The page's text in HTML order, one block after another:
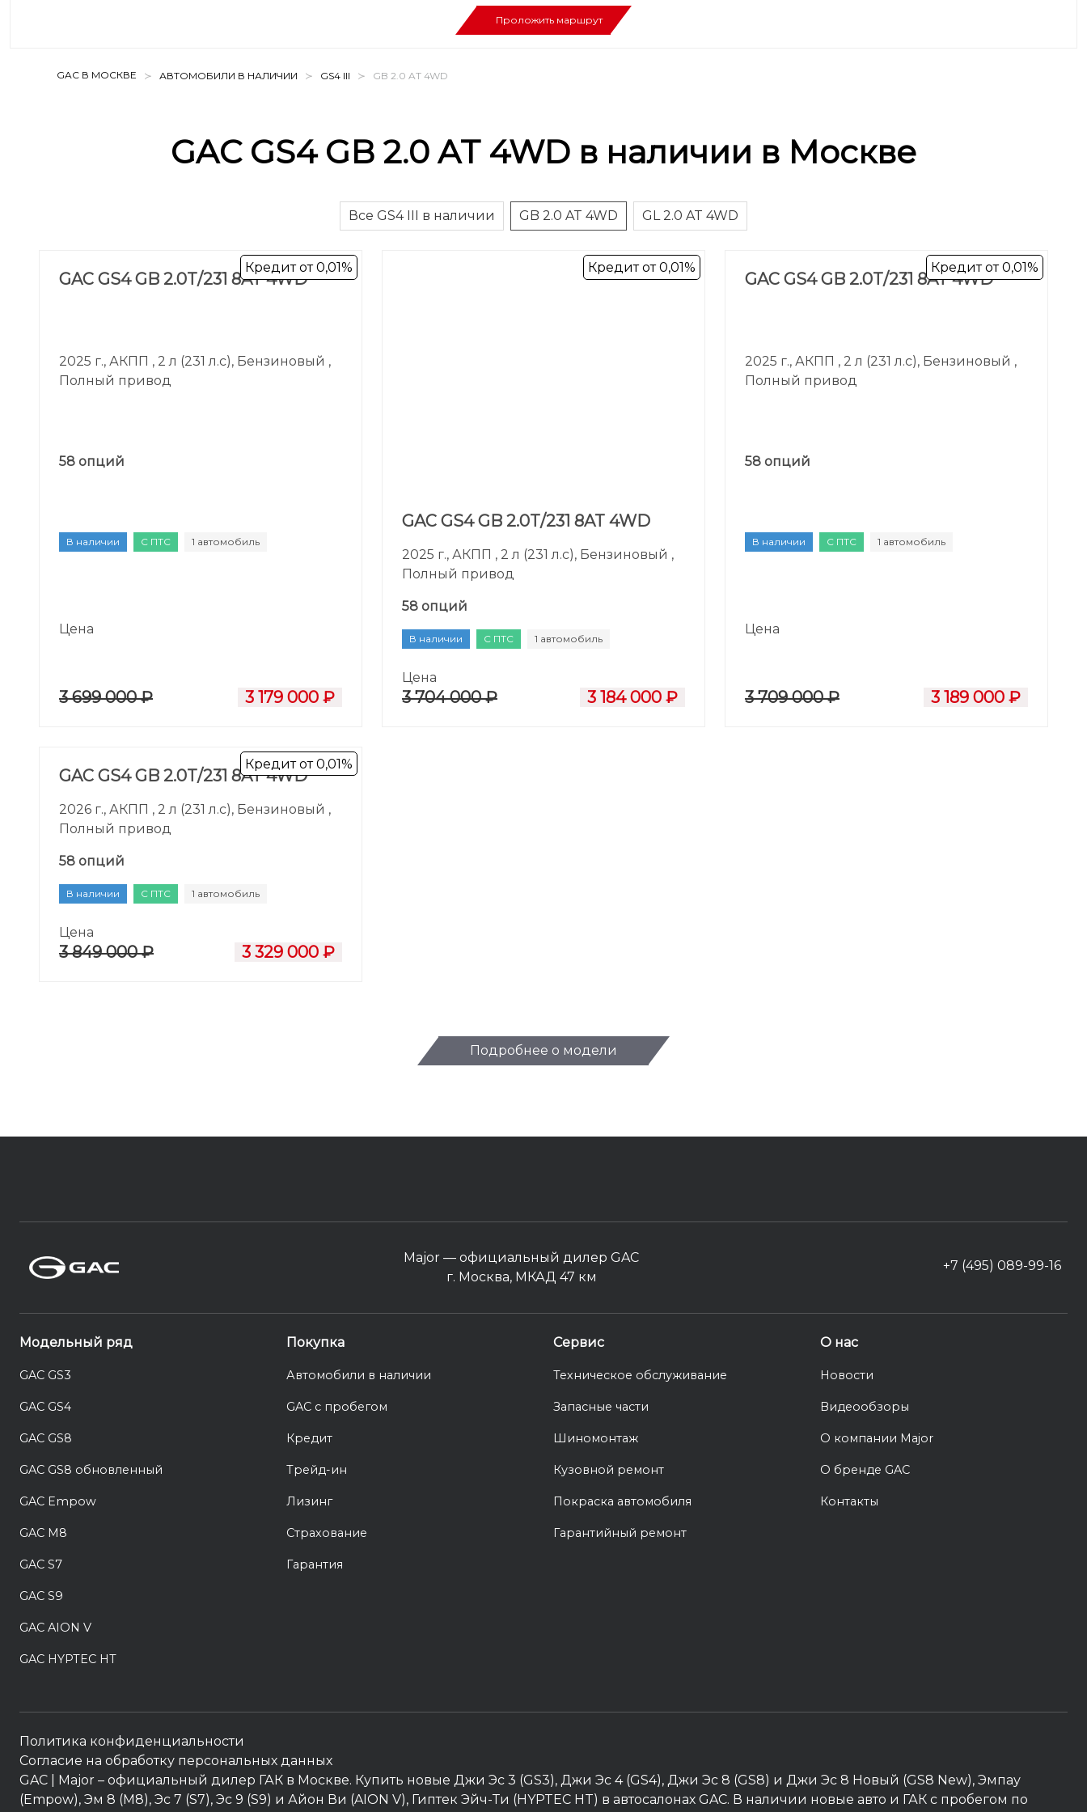
Проложить маршрут
GAC В МОСКВЕ АВТОМОБИЛИ В НАЛИЧИИ GS4 III GB 2.0 AT 4WD
GAC GS4 GB 2.0 AT 4WD в наличии в Москве
Все GS4 III в наличии GB 2.0 AT 4WD GL 2.0 AT 4WD
Кредит от 0,01%
GAC GS4 GB 2.0T/231 8AT 4WD
2025 г., АКПП , 2 л (231 л.с), Бензиновый ,
Полный привод
58 опций
В наличии С ПТС 1 автомобиль
Цена
3 699 000 ₽ 3 179 000 ₽
Кредит от 0,01%
GAC GS4 GB 2.0T/231 8AT 4WD
2025 г., АКПП , 2 л (231 л.с), Бензиновый ,
Полный привод
58 опций
В наличии С ПТС 1 автомобиль
Цена
3 704 000 ₽ 3 184 000 ₽
Кредит от 0,01%
GAC GS4 GB 2.0T/231 8AT 4WD
2025 г., АКПП , 2 л (231 л.с), Бензиновый ,
Полный привод
58 опций
В наличии С ПТС 1 автомобиль
Цена
3 709 000 ₽ 3 189 000 ₽
Кредит от 0,01%
GAC GS4 GB 2.0T/231 8AT 4WD
2026 г., АКПП , 2 л (231 л.с), Бензиновый ,
Полный привод
58 опций
В наличии С ПТС 1 автомобиль
Цена
3 849 000 ₽ 3 329 000 ₽
Подробнее о модели
Major — официальный дилер GAC
г. Москва, МКАД 47 км
+7 (495) 089-99-16
Модельный ряд
GAC GS3
GAC GS4
GAC GS8
GAC GS8 обновленный
GAC Empow
GAC M8
GAC S7
GAC S9
GAC AION V
GAC HYPTEC HT
Покупка
Автомобили в наличии
GAC с пробегом
Кредит
Трейд-ин
Лизинг
Страхование
Гарантия
Сервис
Техническое обслуживание
Запасные части
Шиномонтаж
Кузовной ремонт
Покраска автомобиля
Гарантийный ремонт
О нас
Новости
Видеообзоры
О компании Major
О бренде GAC
Контакты
Политика конфиденциальности
Согласие на обработку персональных данных
GAC | Major – официальный дилер ГАК в Москве. Купить новые Джи Эс 3 (GS3), Джи Эс 4 (GS4), Джи Эс 8 (GS8) и Джи Эс 8 Новый (GS8 New), Эмпау
(Empow), Эм 8 (M8), Эс 7 (S7), Эс 9 (S9) и Айон Ви (AION V), Гиптек Эйч-Ти (HYPTEC HT) в автосалонах GAC. В наличии новые авто и ГАК с пробегом по